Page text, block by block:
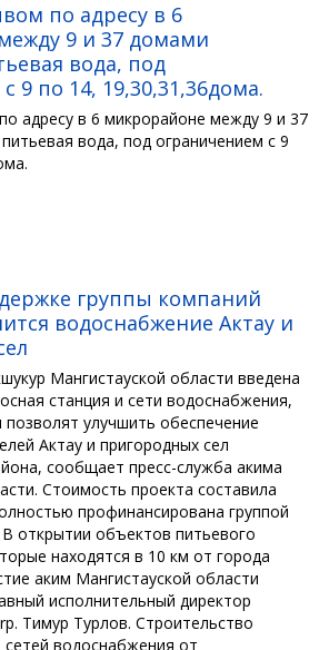
по адресу в 6
9 и 37 домами
вода, под
9 по 14, 19,30,31,36дома.
адресу в 6 микрорайоне между 9 и 37
вода, под ограничением с 9
группы компаний
водоснабжение Актау и
Мангистауской области введена
станция и сети водоснабжения,
улучшить обеспечение
Актау и пригородных сел
сообщает пресс-служба акима
Стоимость проекта составила
профинансирована группой
открытии объектов питьевого
находятся в 10 км от города
аким Мангистауской области
исполнительный директор
Тимур Турлов. Строительство
сетей водоснабжения от